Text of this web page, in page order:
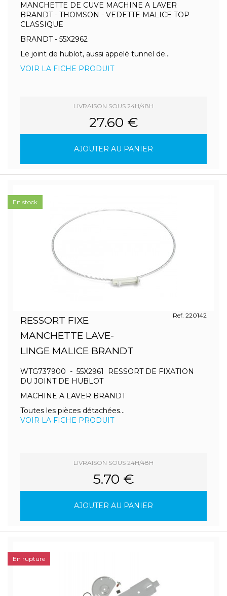
MANCHETTE DE CUVE MACHINE A LAVER
BRANDT - THOMSON - VEDETTE MALICE TOP
CLASSIQUE
BRANDT - 55X2962
Le joint de hublot, aussi appelé tunnel de...
VOIR LA FICHE PRODUIT
LIVRAISON SOUS 24H/48H
27.60 €
AJOUTER AU PANIER
RESSORT FIXE
MANCHETTE LAVE-
LINGE MALICE BRANDT
Ref. 220142
WTG737900 - 55X2961 RESSORT DE FIXATION
DU JOINT DE HUBLOT
MACHINE A LAVER BRANDT
Toutes les pièces détachées...
VOIR LA FICHE PRODUIT
LIVRAISON SOUS 24H/48H
5.70 €
AJOUTER AU PANIER
En stock
En rupture